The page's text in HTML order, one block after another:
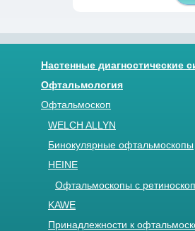
Настенные диагностические
Офтальмология
Офтальмоскоп
WELCH ALLYN
Бинокулярные офтальмоскопы
HEINE
Офтальмоскопы с
KAWE
Принадлежности к